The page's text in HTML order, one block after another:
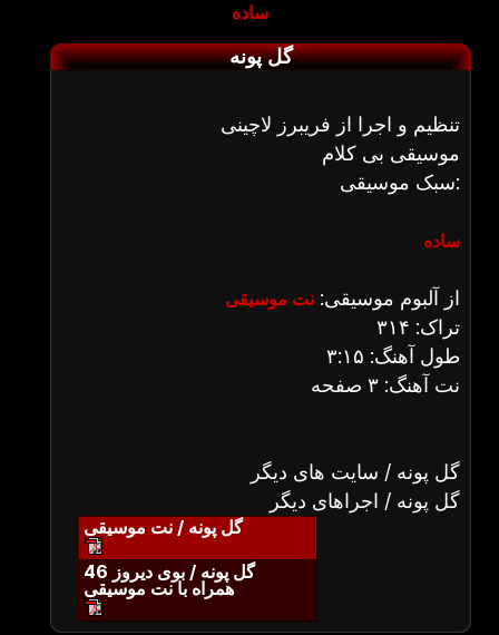
ساده
گل پونه
تنظیم و اجرا از فریبرز لاچینی
موسیقی بی کلام
سبک موسیقی:
ساده
از آلبوم موسیقی: نت موسیقی
تراک: ۳۱۴
طول آهنگ: ۳:۱۵
نت آهنگ: ۳ صفحه
گل پونه / سایت های دیگر
گل پونه / اجراهای دیگر
گل پونه / نت موسیقی
گل پونه / بوی دیروز 46
همراه با نت موسیقی